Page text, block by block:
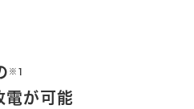
※1
電が可能